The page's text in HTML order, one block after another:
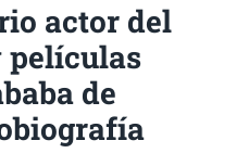
actor del
películas
de